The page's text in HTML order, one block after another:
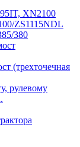
XN2100
ZS1115NDL
380
(трехточечная
рулевому